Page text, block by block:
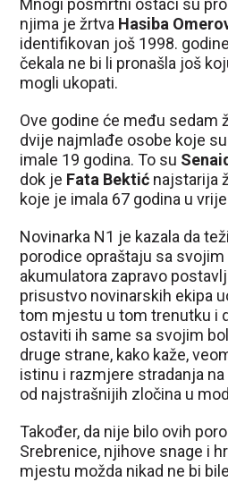
njima je žrtva Hasiba
identifikovan još 1998.
čekala ne bi li pronašla još
mogli ukopati.
Ove godine će među sedam
dvije najmlađe osobe koje
imale 19 godina. To su
dok je Fata Bektić najstarija
koje je imala 67 godina u
Novinarka N1 je kazala da
porodice opraštaju sa
akumulatora zapravo
prisustvo novinarskih ekipa
tom mjestu u tom trenutku i
ostaviti ih same sa svojim
druge strane, kako kaže,
istinu i razmjere stradanja
od najstrašnijih zločina u
Također, da nije bilo ovih
Srebrenice, njihove snage i
mjestu možda nikad ne bi